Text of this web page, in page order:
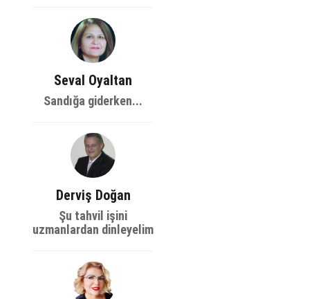
Seval Oyaltan
Sandığa giderken...
Derviş Doğan
Şu tahvil işini
uzmanlardan dinleyelim